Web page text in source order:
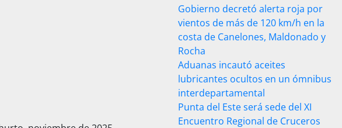
Gobierno decretó alerta roja por
vientos de más de 120 km/h en la
costa de Canelones, Maldonado y
Rocha
Aduanas incautó aceites
lubricantes ocultos en un ómnibus
interdepartamental
Punta del Este será sede del XI
Encuentro Regional de Cruceros